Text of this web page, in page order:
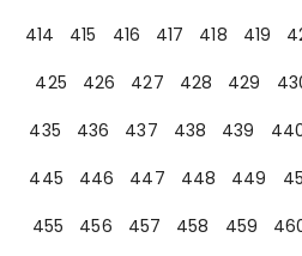
414
415 416 417 418 419
425
426 427 428 429
435
436 437 438 439
445
446 447 448 449
455
456 457 458 459